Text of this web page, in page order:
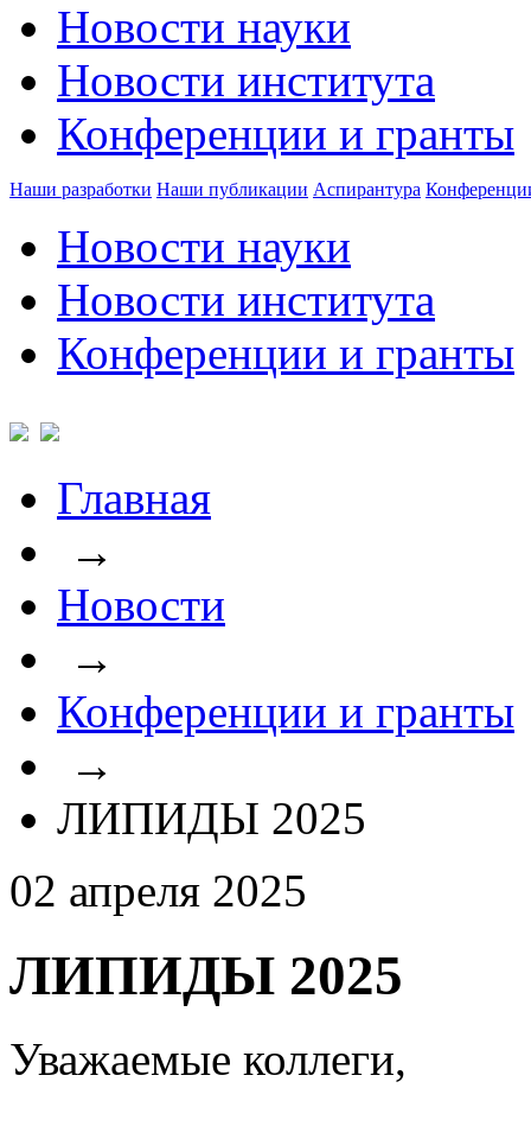
Новости науки
Новости института
Конференции и гранты
Наши разработки Наши публикации Аспирантура
Новости науки
Новости института
Конференции и гранты
Главная
→
Новости
→
Конференции и гранты
→
ЛИПИДЫ 2025
02 апреля 2025
ЛИПИДЫ 2025
Уважаемые коллеги,